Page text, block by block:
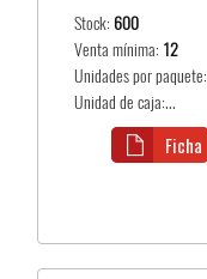
Stock: 600
Venta mínima: 12
Unidades por paquete:
Unidad de caja:...
Ficha